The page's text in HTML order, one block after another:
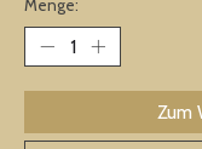
Menge:
Zum